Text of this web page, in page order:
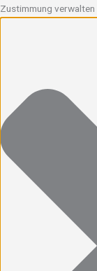
Zustimmung verwalten